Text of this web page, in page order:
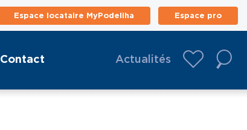
Espace locataire MyPodeliha Espace pro
Contact Actualités